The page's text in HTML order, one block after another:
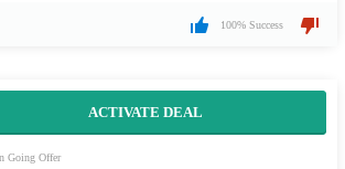
100% Success
ACTIVATE DEAL
Going Offer